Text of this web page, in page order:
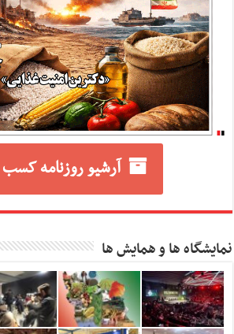
آرشیو روزنامه
نمایشگاه ها و همایش ها